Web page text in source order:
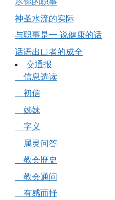
神圣水流的实际
与职事是一 说健康的话
话语出口者的成全
交通报
信息选读
初信
姊妹
字义
属灵问答
教会歷史
教会通问
有感而抒